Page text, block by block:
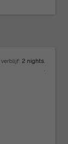
2 nights.